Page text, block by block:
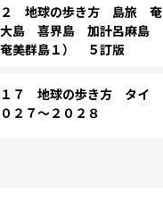
２ 地球の歩き方 島旅 奄
島 喜界島 加計呂麻島
奄美群島１） ５訂版
１７ 地球の歩き方 タイ
２７～２０２８